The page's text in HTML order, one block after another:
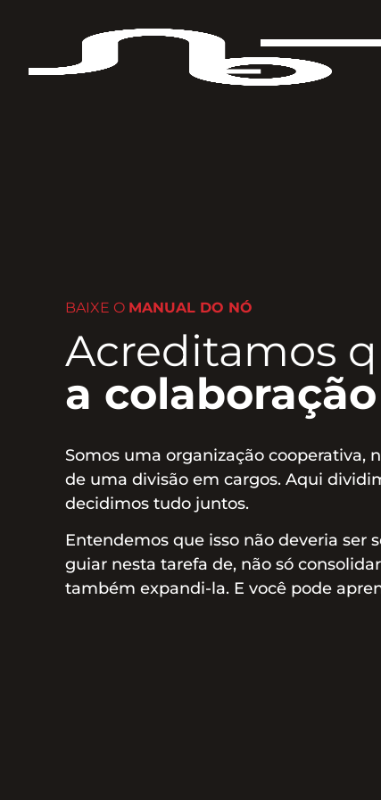
BAIXE O MANUAL DO NÓ
Acreditamos
a
Somos uma organização cooperativa,
de uma divisão em cargos. Aqui
decidimos tudo juntos.
Entendemos que isso não deveria ser
guiar nesta tarefa de, não só
também expandi-la. E você pode